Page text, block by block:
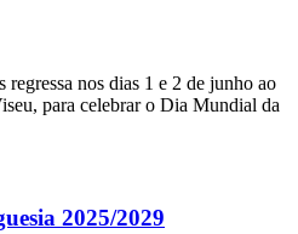
regressa nos dias 1 e 2 de junho ao
para celebrar o Dia Mundial da
2025/2029